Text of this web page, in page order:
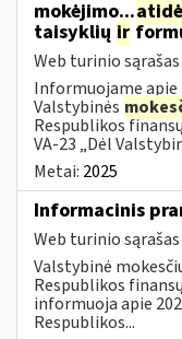
mokėjimo...
taisyklių ir
Web turinio sąrašas
Informuojame apie
Valstybinės
Respublikos
VA-23 „Dėl
Metai: 2025
Informacinis
Web turinio sąrašas
Valstybinė
Respublikos
informuoja apie
Respublikos...